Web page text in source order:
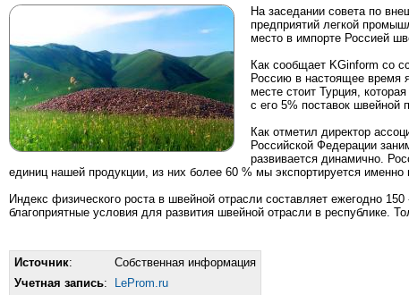
На заседании совета по
предприятий легкой
место в импорте Россией
Как сообщает KGinform со
Россию в настоящее время
месте стоит Турция,
с его 5% поставок швейной
Как отметил директор
Российской Федерации
развивается динамично.
единиц нашей продукции, из них более 60 % мы экспортируется именно
Индекс физического роста в швейной отрасли составляет ежегодно
благоприятные условия для развития швейной отрасли в республике.
Источник:
Собственная информация
Учетная запись:
LeProm.ru